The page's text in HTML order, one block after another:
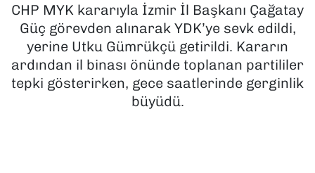
CHP MYK kararıyla İzmir İl Başkanı Çağatay
Güç görevden alınarak YDK’ye sevk edildi,
yerine Utku Gümrükçü getirildi. Kararın
ardından il binası önünde toplanan partililer
tepki gösterirken, gece saatlerinde gerginlik
büyüdü.
MAGAZİN
POLİTİKA
SAĞLIK
Haber Arşivi